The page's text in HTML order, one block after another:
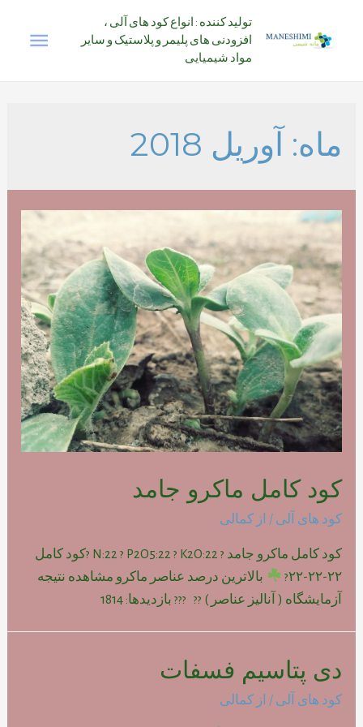
تولید کننده : انواع کود های آلی ،
افزودنی های پلیمر و پلاستیک و سایر
مواد شیمیایی
ماه: آوریل 2018
کود کامل ماکرو جامد
کود های آلی / از کمالی
کود کامل ماکرو جامد ? N:22 ? P2O5:22 ? K2O:22 ?کود کامل
۲۲-۲۲-۲۲?
بالاترین درصد عناصر ماکرو مشاهده نتیجه
آزمایشگاه ( آنالیز عناصر ) ?? ??? بازدیدها: 1814
دی پتاسیم فسفات
کود های آلی / از کمالی